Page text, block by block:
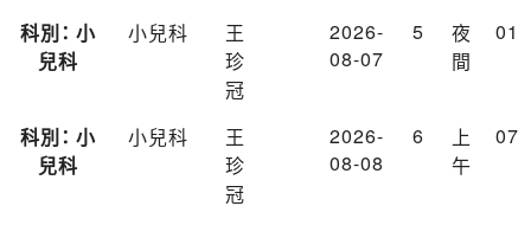
科別： 小
兒科
小兒科
王
珍
冠
2026-
08-07
5
夜
間
01
科別： 小
兒科
小兒科
王
珍
冠
2026-
08-08
6
上
午
07